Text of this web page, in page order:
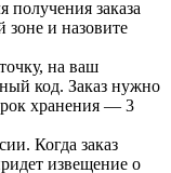
получения заказа
зоне и назовите
на ваш
код. Заказ нужно
хранения — 3
Когда заказ
извещение о